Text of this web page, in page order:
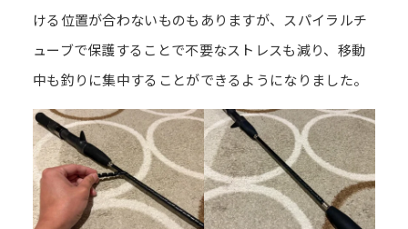
ける位置が合わないものもありますが、スパイラルチ
ューブで保護することで不要なストレスも減り、移動
中も釣りに集中することができるようになりました。